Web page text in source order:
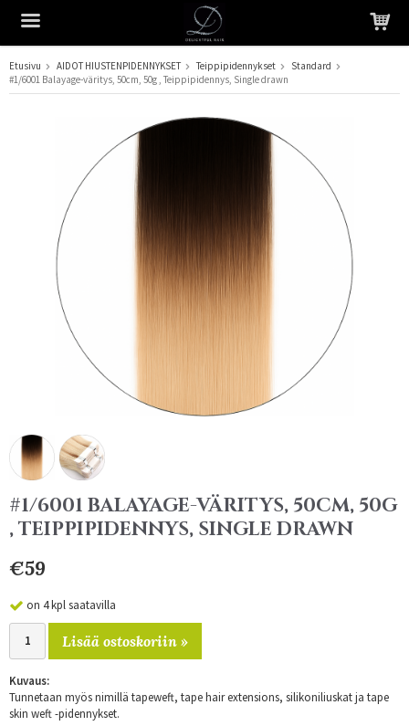
Tuote on lisätty ostoskoriin
Etusivu AIDOT HIUSTENPIDENNYKSET Teippipidennykset
Standard
#1/6001 Balayage-väritys, 50cm, 50g , Teippipidennys, Single drawn
#1/6001 BALAYAGE-VÄRITYS, 50CM, 50G
, TEIPPIPIDENNYS, SINGLE DRAWN
€59
on 4 kpl saatavilla
Lisää ostoskoriin »
Kuvaus:
Tunnetaan myös nimillä tapeweft, tape hair extensions, silikoniliuskat ja tape
skin weft -pidennykset.